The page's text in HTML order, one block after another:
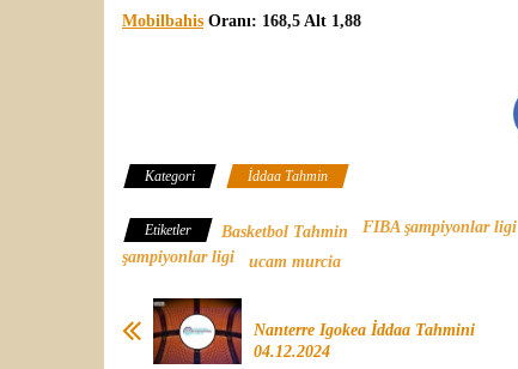
Mobilbahis Oranı: 168,5 Alt 1,88
Kategori İddaa Tahmin
Etiketler Basketbol Tahmin FIBA şampiyonlar ligi
şampiyonlar ligi
ucam murcia
Nanterre Igokea İddaa Tahmini
04.12.2024